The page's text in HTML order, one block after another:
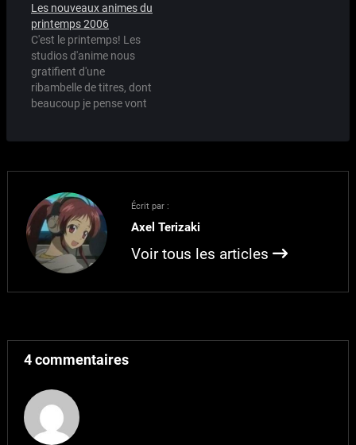
sera totalement
subjective: Ayako
Kawasumi-sama chante
l'opening. Ayako
Kawasumi-sama prête
sa voix à l'héroine. Avec
ces deux points, il m'est
impossible d'être
Les nouveaux animes du
printemps 2006
C'est le printemps! Les
studios d'anime nous
gratifient d'une
ribambelle de titres, dont
beaucoup je pense vont
vous donc
prochainement à des
review à chaud de Soul
Link, School Rumble 2,
Inukami,…
Écrit par :
Axel Terizaki
Voir tous les articles
4 commentaires